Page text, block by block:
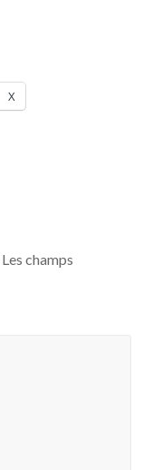
X
Les champs